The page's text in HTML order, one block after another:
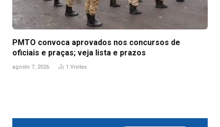
PMTO convoca aprovados nos concursos de
oficiais e praças; veja lista e prazos
agosto 7, 2026 1 Visitas